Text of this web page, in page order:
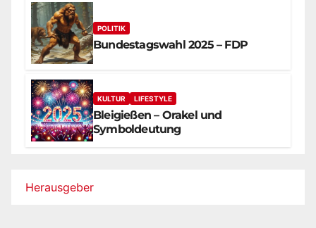
POLITIK
Bundestagswahl 2025 – FDP
KULTUR LIFESTYLE
Bleigießen – Orakel und
Symboldeutung
Herausgeber